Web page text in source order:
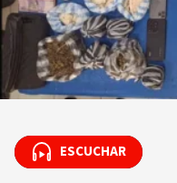
ESCUCHAR
ESCUCHAR